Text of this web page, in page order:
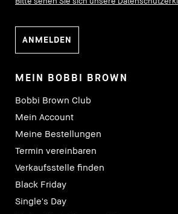
MEIN BOBBI BROWN
Bobbi Brown Club
Mein Account
Meine Bestellungen
Termin vereinbaren
Verkaufsstelle finden
Black Friday
Single's Day